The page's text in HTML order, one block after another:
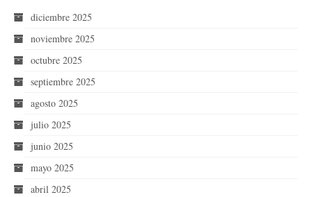
diciembre 2025
noviembre 2025
octubre 2025
septiembre 2025
agosto 2025
julio 2025
junio 2025
mayo 2025
abril 2025